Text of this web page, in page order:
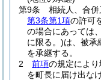
第9条
相続人、合
第3条第1項の許可
の場合にあっては
に限る。)は、被承
を承継する。
2
前項の規定によ
を町長に届け出な